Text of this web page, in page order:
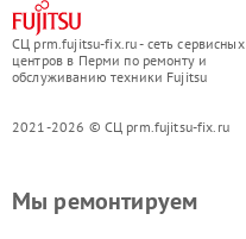
СЦ prm.fujitsu-fix.ru - сеть сервисных
центров в Перми по ремонту и
обслуживанию техники Fujitsu
2021-2026 © СЦ prm.fujitsu-fix.ru
Мы ремонтируем